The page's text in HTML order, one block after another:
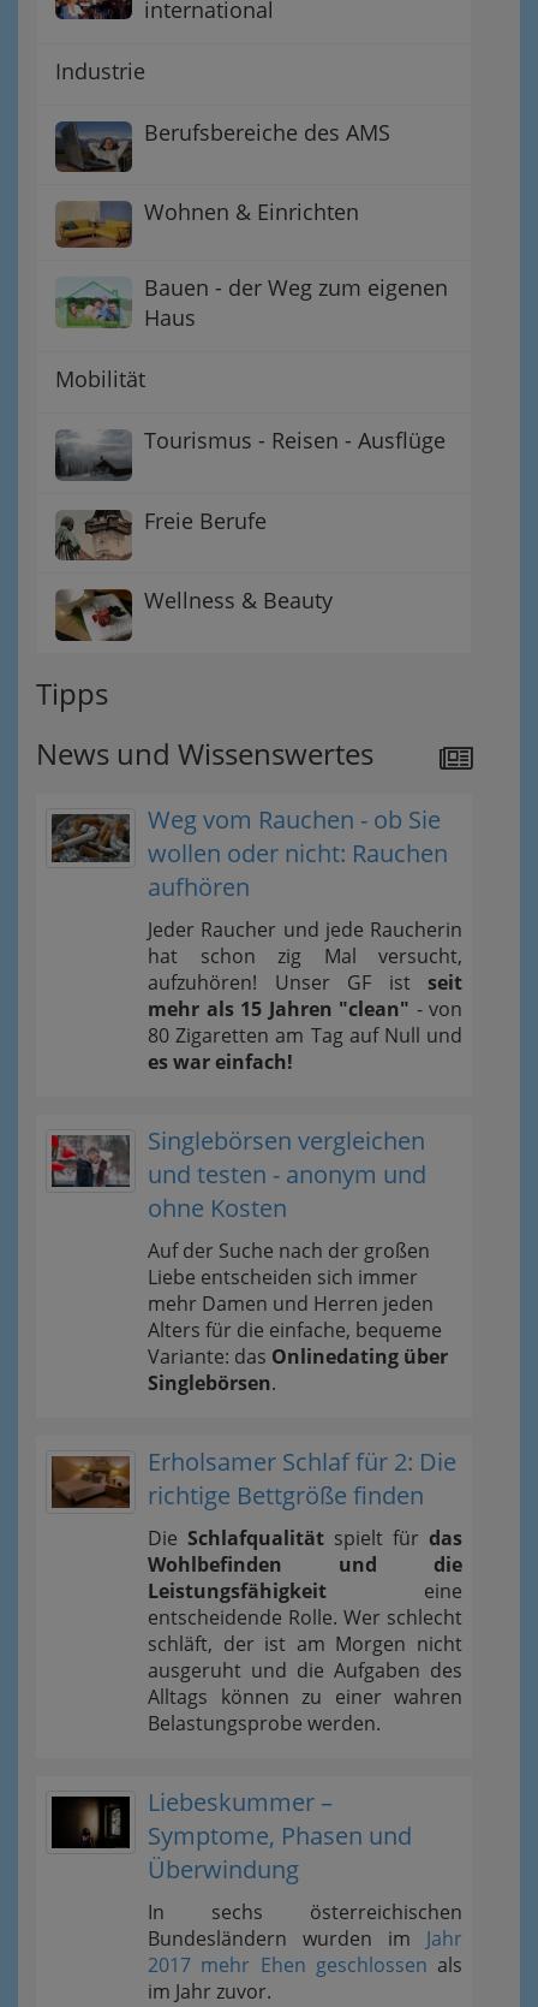
international
Industrie
Berufsbereiche des AMS
Wohnen & Einrichten
Bauen - der Weg zum eigenen
Haus
Mobilität
Tourismus - Reisen - Ausflüge
Freie Berufe
Wellness & Beauty
Tipps
News und Wissenswertes
Weg vom Rauchen - ob Sie
wollen oder nicht: Rauchen
aufhören
Jeder Raucher und jede Raucherin
hat schon zig Mal versucht,
aufzuhören! Unser GF ist seit
mehr als 15 Jahren "clean" - von
80 Zigaretten am Tag auf Null und
es war einfach!
Singlebörsen vergleichen
und testen - anonym und
ohne Kosten
Auf der Suche nach der großen
Liebe entscheiden sich immer
mehr Damen und Herren jeden
Alters für die einfache, bequeme
Variante: das Onlinedating über
Singlebörsen.
Erholsamer Schlaf für 2: Die
richtige Bettgröße finden
Die Schlafqualität spielt für das
Wohlbefinden und die
Leistungsfähigkeit eine
entscheidende Rolle. Wer schlecht
schläft, der ist am Morgen nicht
ausgeruht und die Aufgaben des
Alltags können zu einer wahren
Belastungsprobe werden.
Liebeskummer –
Symptome, Phasen und
Überwindung
In sechs österreichischen
Bundesländern wurden im Jahr
2017 mehr Ehen geschlossen als
im Jahr zuvor.